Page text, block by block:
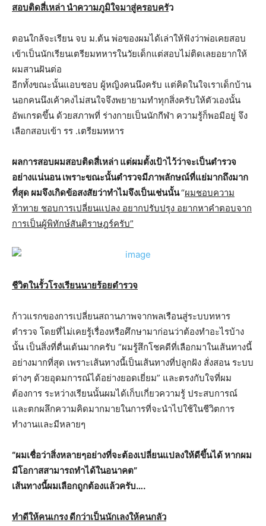
สอบติดสี่เหล่า นำความภูมิใจมาสู่ครอบครัว
ตอนใกล้จะเรียน จบ ม.ต้น พ่อของผมได้เล่าให้ฟังว่าพ่อเคยสอบ
เข้าเป็นนักเรียนเตรียมทหารในวัยเด็กแต่สอบไม่ติดเลยอยากให้
ผมสานฝันต่อ
อีกทั้งขณะนั้นแอบชอบ ผู้หญิงคนนึงครับ แต่คิดในใจเราเด็กบ้าน
นอกคนนึงเค้าคงไม่สนใจจึงพยายามทำทุกสิ่งครับให้ตัวเองนั้น
อัพเกรดขึ้น ด้วยสภาพที่ ร่างกายเป็นนักกีฬา ความรู้ก็พอมีอยู่ จึง
เลือกสอบเข้า รร .เตรียมทหาร
ผลการสอบผมสอบติดสี่เหล่า แต่ผมตั้งเป้าไว้ว่าจะเป็นตำรวจ
อย่างแน่นอน เพราะขณะนั้นตำรวจมีภาพลักษณ์ที่แย่มากถึงมาก
ที่สุด ผมจึงเกิดข้อสงสัยว่าทำไมจึงเป็นเช่นนั้น“ผมชอบความ
ท้าทาย ชอบการเปลี่ยนแปลง อยากปรับปรุง อยากหาคำตอบจาก
การเป็นผู้พิทักษ์สันติราษฎร์ครับ”
ชีวิตในรั้วโรงเรียนนายร้อยตำรวจ
ก้าวแรกของการเปลี่ยนสถานภาพจากพลเรือนสู่ระบบทหาร
ตำรวจ โดยที่ไม่เคยรู้เรื่องหรือศึกษามาก่อนว่าต้องทำอะไรบ้าง
นั้น เป็นสิ่งที่ตื่นเต้นมากครับ “ผมรู้สึกโชคดีที่เลือกมาในเส้นทางนี้
อย่างมากที่สุด เพราะเส้นทางนี้เป็นเส้นทางที่ปลูกฝัง สั่งสอน ระบบ
ต่างๆ ด้วยอุดมการณ์ได้อย่างยอดเยี่ยม” และตรงกับใจที่ผม
ต้องการ ระหว่างเรียนนั้นผมได้เก็บเกี่ยวความรู้ ประสบการณ์
และตกผลึกความคิดมากมายในการที่จะนำไปใช้ในชีวิตการ
ทำงานและมีหลายๆ
“ผมเชื่อว่าสิ่งหลายๆอย่างที่จะต้องเปลี่ยนแปลงให้ดีขึ้นได้ หากผม
มีโอกาสสามารถทำได้ในอนาคต”
เส้นทางนี้ผมเลือกถูกต้องแล้วครับ….
ทำดีให้คนเกรง ดีกว่าเป็นนักเลงให้คนกลัว